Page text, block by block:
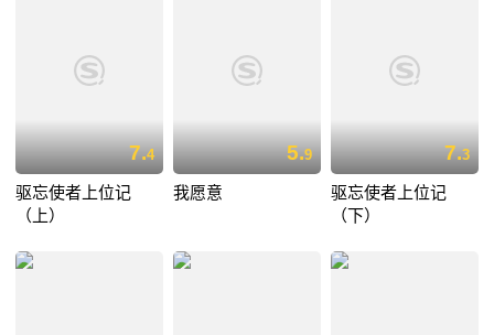
7.4
驱忘使者上位记
（上）
5.9
我愿意
7.3
驱忘使者上位记
（下）